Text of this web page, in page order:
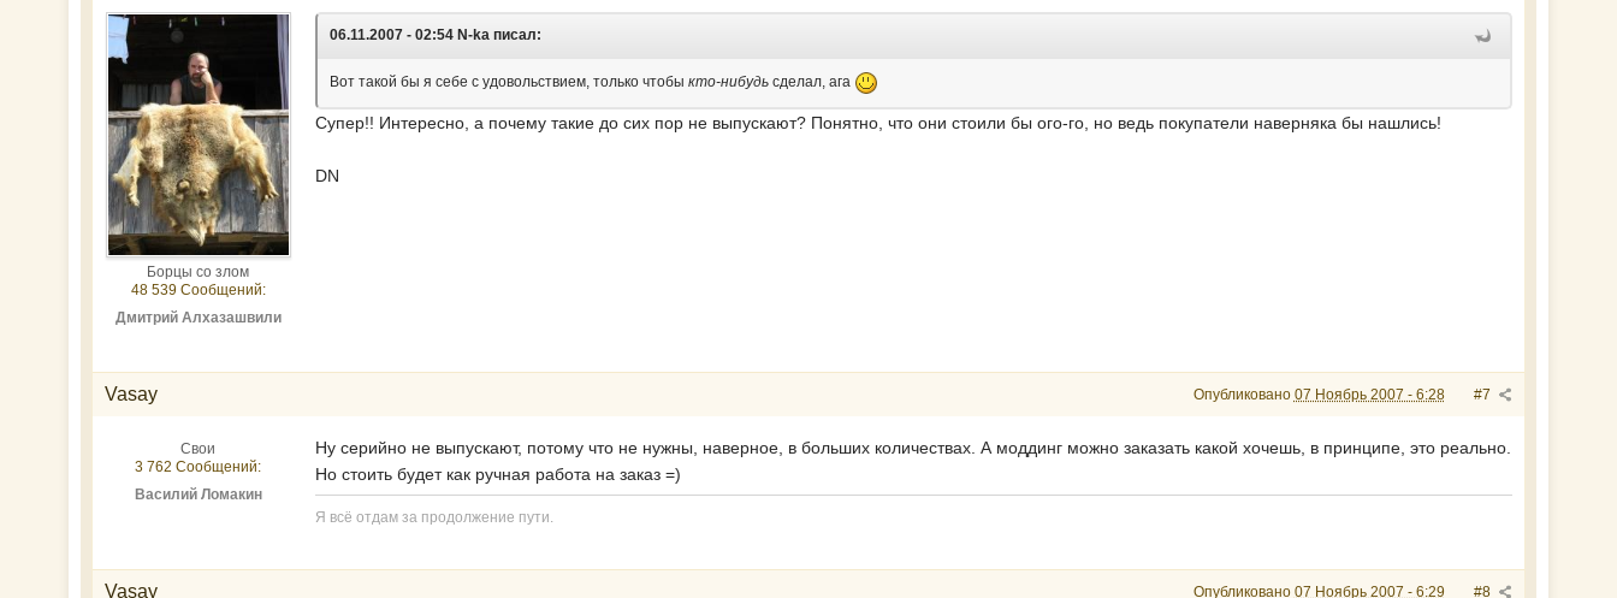
Борцы со злом
48 539 Сообщений:
Дмитрий Алхазашвили
06.11.2007 - 02:54 N-ka писал:
Вот такой бы я себе с удовольствием, только чтобыкто-нибудь сделал, ага
Супер!! Интересно, а почему такие до сих пор не выпускают? Понятно, что они стоили бы ого-го, но ведь покупатели наверняка бы нашлись!
DN
#7
Vasay Опубликовано 07 Ноябрь 2007 - 6:28
Свои
3 762 Сообщений:
Василий Ломакин
Ну серийно не выпускают, потому что не нужны, наверное, в больших количествах. А моддинг можно заказать какой хочешь, в принципе, это реально.
Но стоить будет как ручная работа на заказ =)
Я всё отдам за продолжение пути.
#8
Vasay Опубликовано 07 Ноябрь 2007 - 6:29